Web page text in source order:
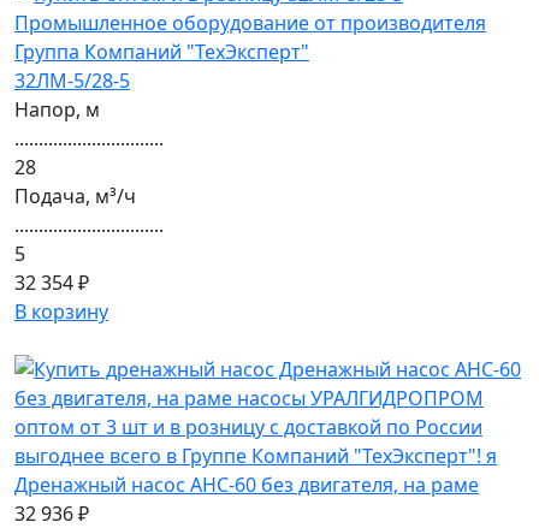
32ЛМ-5/28-5
Напор, м
...............................
28
Подача, м³/ч
...............................
5
32 354 ₽
В корзину
Дренажный насос АНС-60 без двигателя, на раме
32 936 ₽